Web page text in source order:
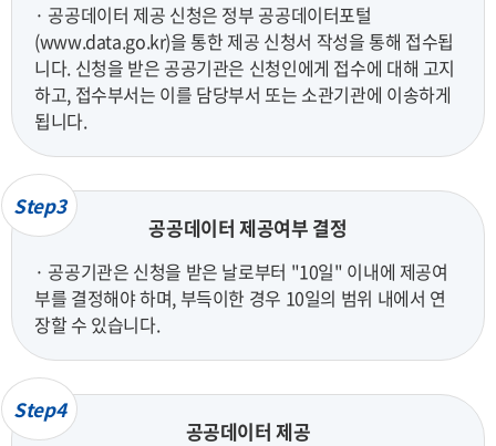
· 공공데이터 제공 신청은 정부 공공데이터포털
(www.data.go.kr)을 통한 제공 신청서 작성을 통해 접수됩
니다. 신청을 받은 공공기관은 신청인에게 접수에 대해 고지
하고, 접수부서는 이를 담당부서 또는 소관기관에 이송하게
됩니다.
Step3
공공데이터 제공여부 결정
· 공공기관은 신청을 받은 날로부터 "10일" 이내에 제공여
부를 결정해야 하며, 부득이한 경우 10일의 범위 내에서 연
장할 수 있습니다.
Step4
공공데이터 제공